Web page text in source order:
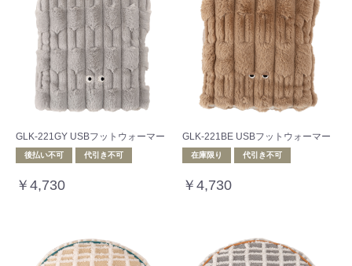
GLK-221GY USBフットウォーマー
後払い不可 代引き不可
￥4,730
GLK-221BE USBフットウォーマー
在庫限り 代引き不可
￥4,730